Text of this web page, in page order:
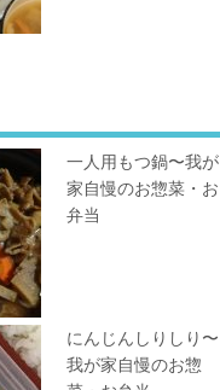
一人用もつ鍋〜我が
家自慢のお惣菜・お
弁当
にんじんしりしり〜
我が家自慢のお惣